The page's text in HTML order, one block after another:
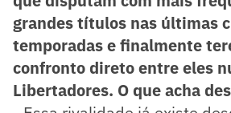
grandes títulos nas últimas
temporadas e finalmente
confronto direto entre eles
Libertadores. O que acha